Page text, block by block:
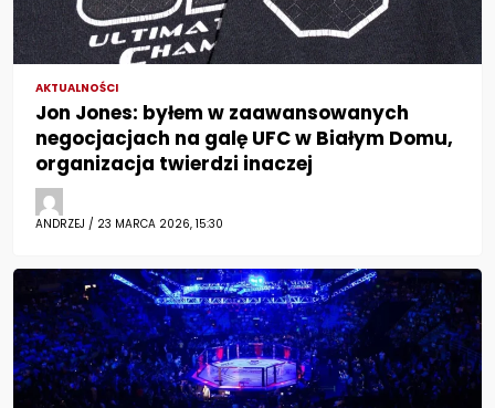
AKTUALNOŚCI
Jon Jones: byłem w zaawansowanych
negocjacjach na galę UFC w Białym Domu,
organizacja twierdzi inaczej
ANDRZEJ / 23 MARCA 2026, 15:30